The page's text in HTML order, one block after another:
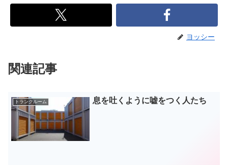
ヨッシー
関連記事
トランクルーム 息を吐くように嘘をつく人たち